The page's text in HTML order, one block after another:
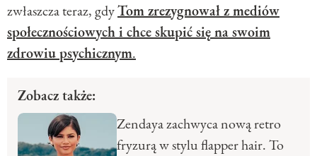
zwłaszcza teraz, gdyTom zrezygnował z mediów
społecznościowych i chce skupić się na swoim
zdrowiu psychicznym.
Zobacz także:
Zendaya zachwyca nową retro
fryzurą w stylu flapper hair. To